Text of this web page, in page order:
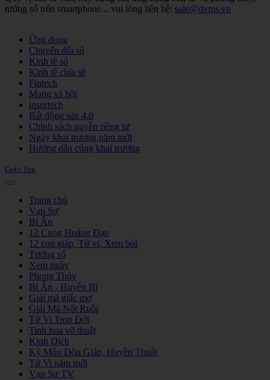
tướng số trên smartphone... vui lòng liên hệ: sale@dvms.vn
Ứng dụng
Chuyển đổi số
Kinh tế số
Kinh tế chia sẻ
Fintech
Mạng xã hội
insurtech
Bất động sản 4.0
Chính sách quyền riêng tư
Ngày khai trương năm mới
Hướng dẫn cúng khai trương
Goto Top
Trang chủ
Vạn Sự
Bí Ẩn
12 Cung Hoàng Đạo
12 con giáp, Tử vi, Xem bói
Tướng số
Xem ngày
Phong Thủy
Bí Ẩn - Huyền Bí
Giải mã giấc mơ
Giải Mã Nốt Ruồi
Tử Vi Trọn Đời
Tinh hoa võ thuật
Kinh Dịch
Kỳ Môn Độn Giáp, Huyền Thuật
Tử Vi năm mới
Vạn Sự TV